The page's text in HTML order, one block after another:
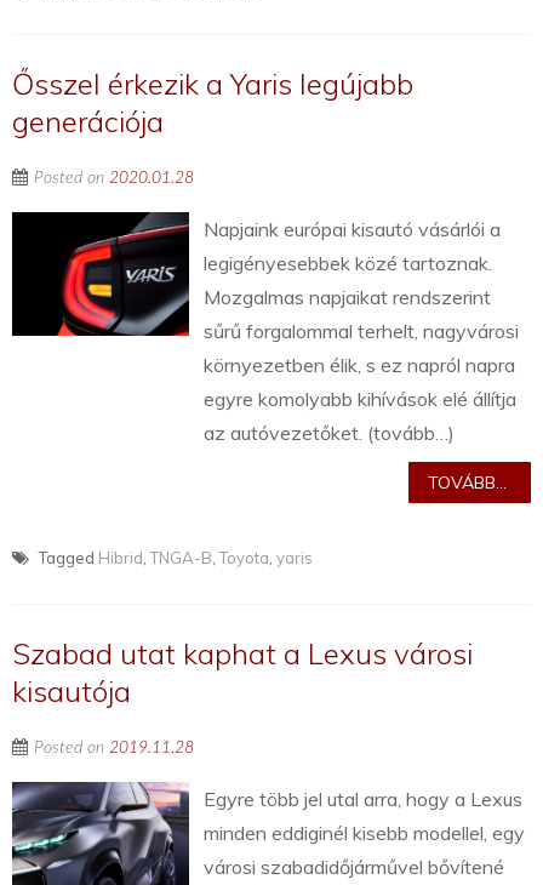
Ősszel érkezik a Yaris legújabb
generációja
Posted on 2020.01.28
Napjaink európai kisautó vásárlói a
legigényesebbek közé tartoznak.
Mozgalmas napjaikat rendszerint
sűrű forgalommal terhelt, nagyvárosi
környezetben élik, s ez napról napra
egyre komolyabb kihívások elé állítja
az autóvezetőket. (tovább…)
TOVÁBB...
Tagged Hibrid ,TNGA-B ,Toyota yaris
Szabad utat kaphat a Lexus városi
kisautója
Posted on 2019.11.28
Egyre több jel utal arra, hogy a Lexus
minden eddiginél kisebb modellel, egy
városi szabadidőjárművel bővítené